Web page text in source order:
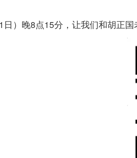
日）晚8点15分，让我们和胡正国